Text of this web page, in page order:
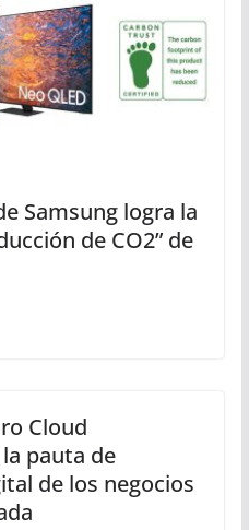
Samsung logra la
de CO2” de
Cloud
pauta de
de los negocios